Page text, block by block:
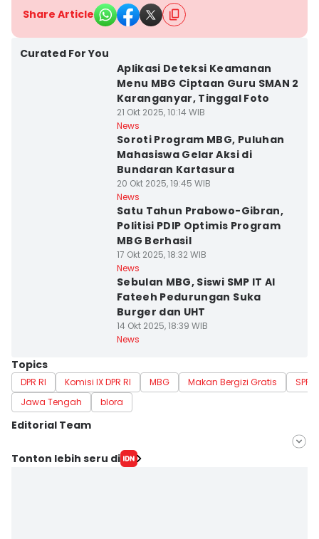
Share Article
Curated For You
Aplikasi Deteksi Keamanan
Menu MBG Ciptaan Guru SMAN 2
Karanganyar, Tinggal Foto
21 Okt 2025, 10:14 WIB
News
Soroti Program MBG, Puluhan
Mahasiswa Gelar Aksi di
Bundaran Kartasura
20 Okt 2025, 19:45 WIB
News
Satu Tahun Prabowo-Gibran,
Politisi PDIP Optimis Program
MBG Berhasil
17 Okt 2025, 18:32 WIB
News
Sebulan MBG, Siswi SMP IT Al
Fateeh Pedurungan Suka
Burger dan UHT
14 Okt 2025, 18:39 WIB
News
Topics
DPR RI Komisi IX DPR RI MBG Makan Bergizi Gratis
SPPG
Jawa Tengah
blora
Editorial Team
Editor
Tonton lebih seru di